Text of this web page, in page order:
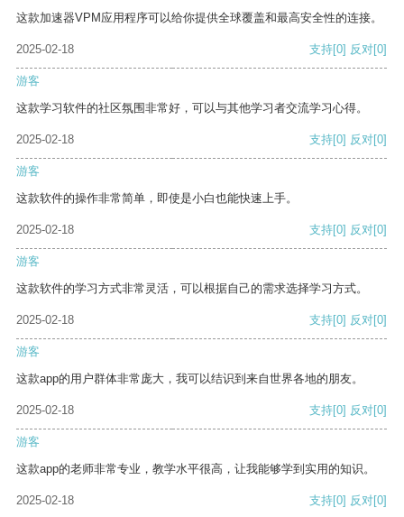
这款加速器VPM应用程序可以给你提供全球覆盖和最高安全性的连接。
2025-02-18 支持[0] 反对[0]
游客
这款学习软件的社区氛围非常好，可以与其他学习者交流学习心得。
2025-02-18 支持[0] 反对[0]
游客
这款软件的操作非常简单，即使是小白也能快速上手。
2025-02-18 支持[0] 反对[0]
游客
这款软件的学习方式非常灵活，可以根据自己的需求选择学习方式。
2025-02-18 支持[0] 反对[0]
游客
这款app的用户群体非常庞大，我可以结识到来自世界各地的朋友。
2025-02-18 支持[0] 反对[0]
游客
这款app的老师非常专业，教学水平很高，让我能够学到实用的知识。
2025-02-18 支持[0] 反对[0]